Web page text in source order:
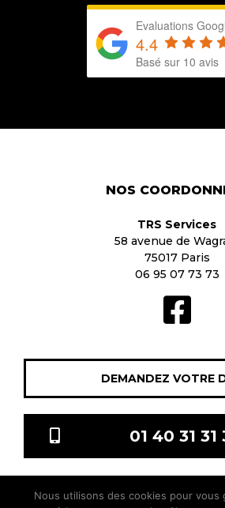
Evaluations
4.4
Basé sur 10 avis
NOS
TRS Services
58 avenue de
75017 Paris
06 95 07 73 73
DEMANDEZ VOTRE
01 40 31 31
Nous utilisons des cookies pour vous